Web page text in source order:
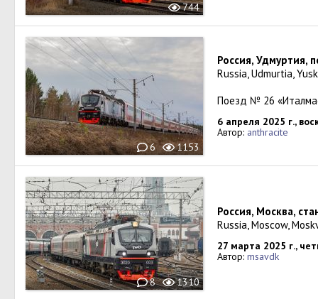
744
6 1153
Россия, Удмуртия,
Russia, Udmurtia,
Поезд № 26
6 апреля 2025 г.,
Автор: anthracite
8 1310
Россия, Москва,
Russia, Moscow,
27 марта 2025 г.,
Автор: msavdk